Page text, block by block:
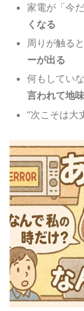
家電が「今
くなる
周りが触る
ーが出る
何もしてい
言われて地
“次こそは大